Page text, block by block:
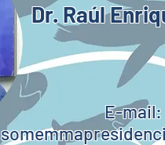
E-mail:
Dr. Raúl